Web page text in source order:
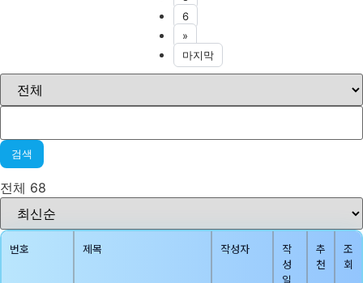
6
»
마지막
검색
전체 68
번호 제목 작성자
작
성
일
추
천
조
회